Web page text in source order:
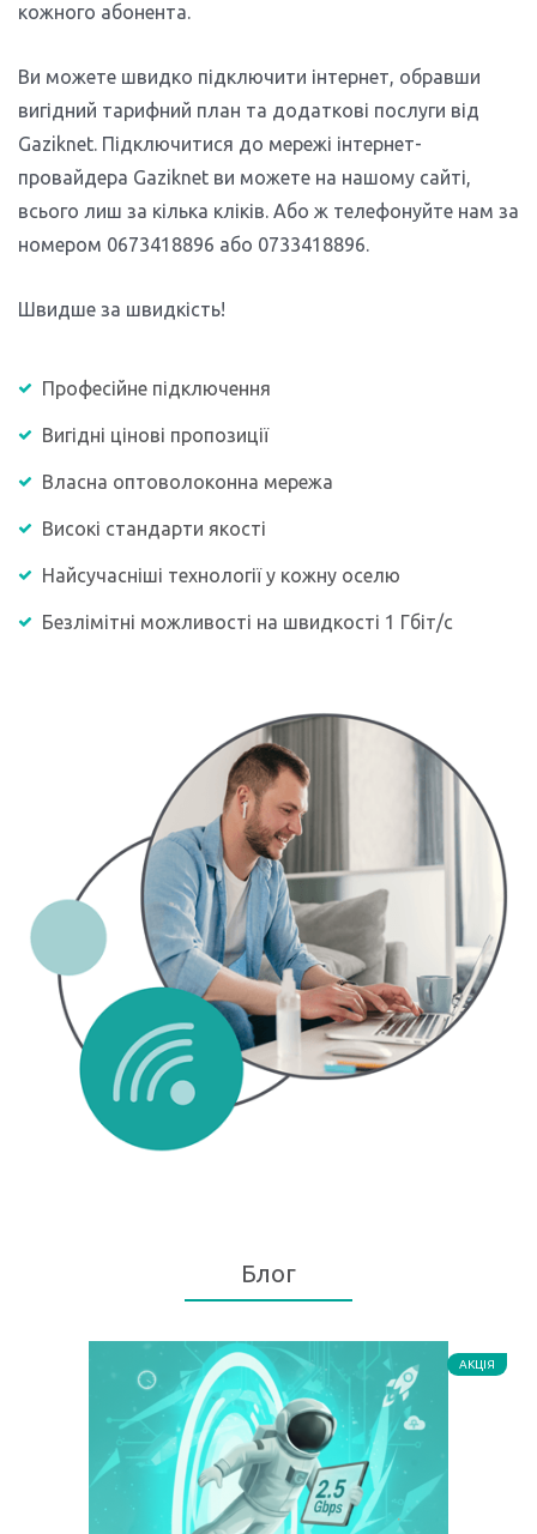
кожного абонента.
Ви можете швидко підключити інтернет, обравши
вигідний тарифний план та додаткові послуги від
Gaziknet. Підключитися до мережі інтернет-
провайдера Gaziknet ви можете на нашому сайті,
всього лиш за кілька кліків. Або ж телефонуйте нам за
номером 0673418896 або 0733418896.
Швидше за швидкість!
Професійне підключення
Вигідні цінові пропозиції
Власна оптоволоконна мережа
Високі стандарти якості
Найсучасніші технології у кожну оселю
Безлімітні можливості на швидкості 1 Гбіт/с
Блог
АКЦІЯ